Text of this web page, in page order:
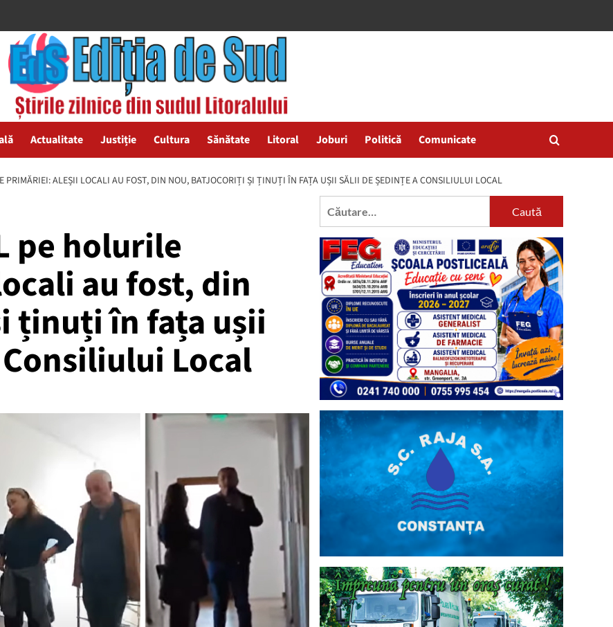
Actualitate Justiție Cultura Sănătate Litoral Joburi Politică Comunicate
PRIMĂRIEI: ALEȘII LOCALI AU FOST, DIN NOU, BATJOCORIȚI ȘI ȚINUȚI ÎN FAȚA UȘII SĂLII DE ȘEDINȚE A CONSILIULUI LOCAL
pe holurile
au fost, din
ținuți în fața ușii
Local
Caută